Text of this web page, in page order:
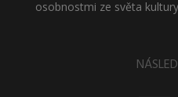
osobnostmi ze světa